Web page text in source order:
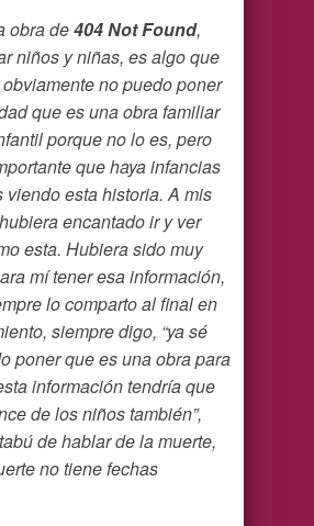
obra de404 Not Found,
niños y niñas, es algo que
no puedo poner
que es una obra familiar
porque no lo es, pero
que haya infancias
viendo esta historia. A mis
encantado ir y ver
esta. Hubiera sido muy
mí tener esa información,
lo comparto al final en
siempre digo, “ya sé
poner que es una obra para
información tendría que
de los niños también”,
de hablar de la muerte,
no tiene fechas